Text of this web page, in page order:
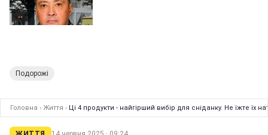
Подорожі
Головна › Життя › Ці 4 продукти - найгірший вибір для сніданку. Не їжте їх